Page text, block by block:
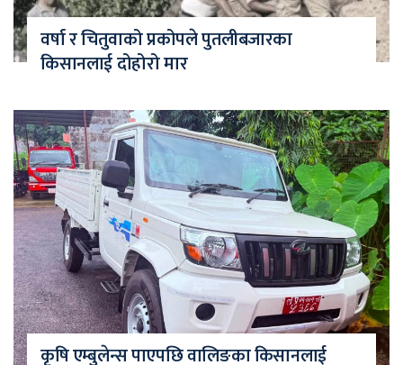
वर्षा र चितुवाको प्रकोपले पुतलीबजारका
किसानलाई दोहोरो मार
कृषि एम्बुलेन्स पाएपछि वालिङका किसानलाई